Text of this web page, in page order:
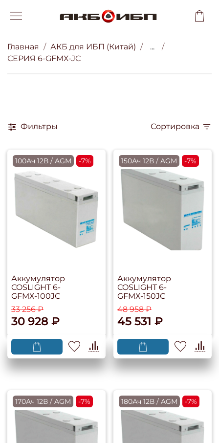
Главная АКБ для ИБП (Китай)
...
СЕРИЯ 6-GFMХ-JC
Фильтры Сортировка
100Ач 12В / AGM -7%
Аккумулятор
COSLIGHT 6-
GFMХ-100JC
33 256 ₽
30 928 ₽
150Ач 12В / AGM -7%
Аккумулятор
COSLIGHT 6-
GFMХ-150JC
48 958 ₽
45 531 ₽
170Ач 12В / AGM -7% 180Ач 12В / AGM -7%